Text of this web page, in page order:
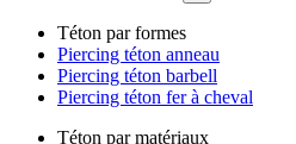
Téton par formes
Piercing téton anneau
Piercing téton barbell
Piercing téton fer à cheval
Téton par matériaux